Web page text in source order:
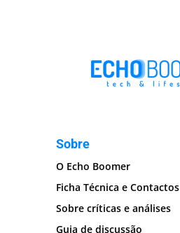
Sobre
O Echo Boomer
Ficha Técnica e Contactos
Sobre críticas e análises
Guia de discussão